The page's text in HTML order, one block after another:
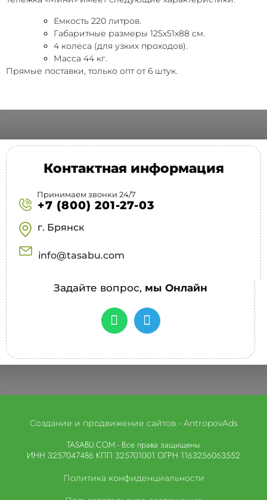
Емкость 220 литров.
Габаритные размеры 125х51х88 см.
4 колеса (для узких проходов).
Масса 44 кг.
Прямые поставки, только опт от 6 штук.
Контактная информация
Принимаем звонки 24/7
+7 (800) 201-27-03
г. Брянск
info@tasabu.com
Задайте вопрос, мы Онлайн
Создание и продвижение сайтов - AntropovAds
TASABU.COM - Все права защищены
ИНН 3257047486 КПП 325701001 ОГРН 1163256063552
Политика конфиденциальности